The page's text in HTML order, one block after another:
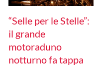
“Selle per le Stelle”:
il grande
motoraduno
notturno fa tappa